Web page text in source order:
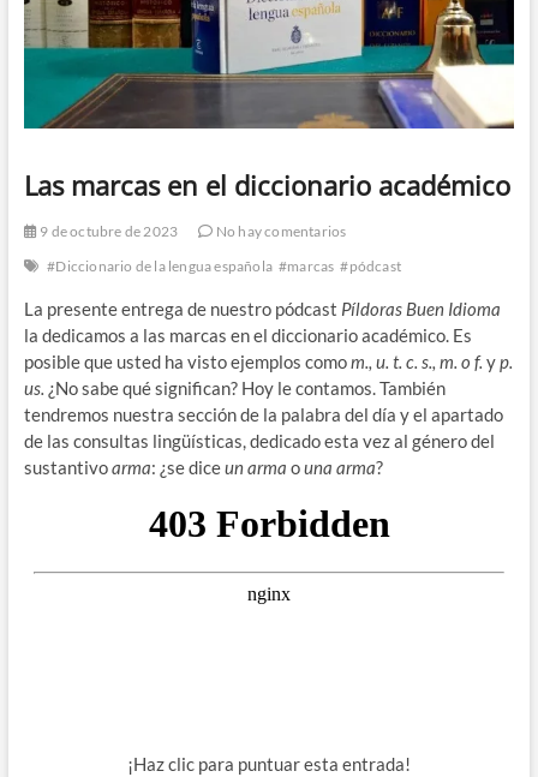
Las marcas en el diccionario académico
9 de octubre de 2023
No hay comentarios
#Diccionario de la lengua española #marcas #pódcast
La presente entrega de nuestro pódcast Píldoras Buen Idioma
la dedicamos a las marcas en el diccionario académico. Es
posible que usted ha visto ejemplos comom., u. t. c. s., m. o f. yp.
us. ¿No sabe qué significan? Hoy le contamos. También
tendremos nuestra sección de la palabra del día y el apartado
de las consultas lingüísticas, dedicado esta vez al género del
sustantivoarma: ¿se diceun arma ouna arma?
¡Haz clic para puntuar esta entrada!